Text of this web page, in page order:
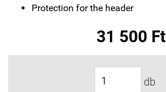
Protection for the header
31 500 Ft
db